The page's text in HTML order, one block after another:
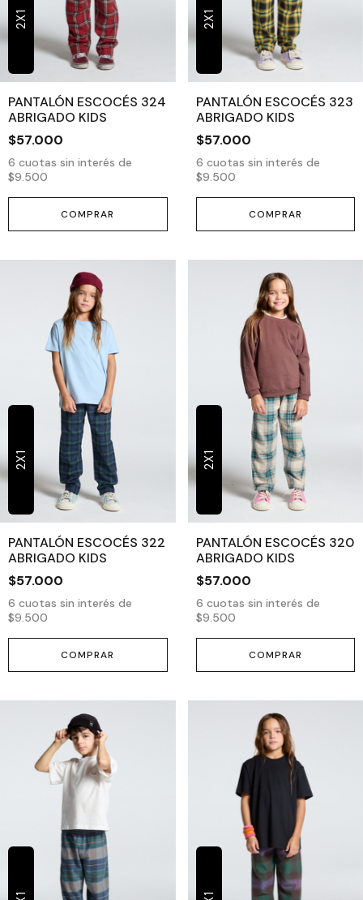
2X1
PANTALÓN ESCOCÉS 324
ABRIGADO KIDS
$57.000
6 cuotas sin interés de
$9.500
COMPRAR
2X1
PANTALÓN ESCOCÉS 323
ABRIGADO KIDS
$57.000
6 cuotas sin interés de
$9.500
COMPRAR
2X1
PANTALÓN ESCOCÉS 322
ABRIGADO KIDS
$57.000
6 cuotas sin interés de
$9.500
COMPRAR
2X1
PANTALÓN ESCOCÉS 320
ABRIGADO KIDS
$57.000
6 cuotas sin interés de
$9.500
COMPRAR